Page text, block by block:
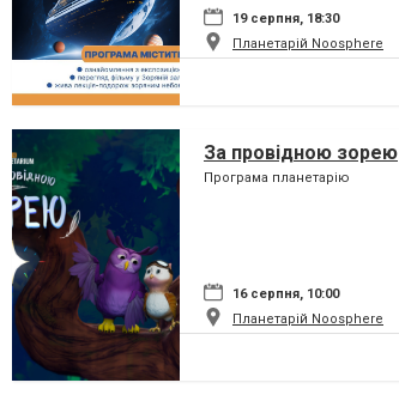
19 серпня, 18:30
Планетарій Noosphere
За провідною зорею
Програма планетарію
16 серпня, 10:00
Планетарій Noosphere